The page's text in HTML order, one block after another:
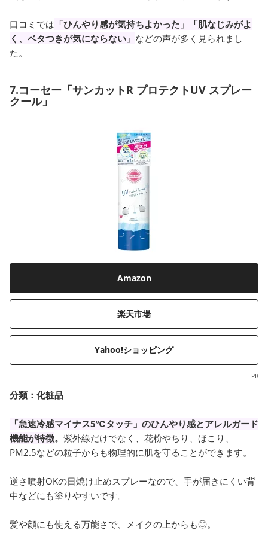
口コミでは 「ひんやり感が気持ちよかった」「肌なじみがよ
く、ベタつきが気にならない」 などの声が多く見られまし
た。
7.コーセー「サンカットR プロテクトUV スプレー
クール」
Amazon
楽天市場
Yahoo!ショッピング
PR
分類：化粧品
「急速冷感マイナス5℃タッチ」のひんやり感とアレルガード
機能が特徴。 紫外線だけでなく、花粉やちり、ほこり、
PM2.5などの粒子からも物理的に肌を守ることができます。
逆さ噴射OKの日焼け止めスプレーなので、手が届きにくい背
中などにも塗りやすいです。
髪や顔にも使える万能さで、メイクの上からも◎。